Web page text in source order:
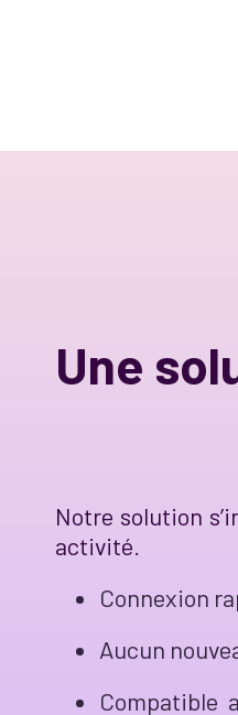
Une
Notre solution
activité.
Connexion
Aucun
Compatible